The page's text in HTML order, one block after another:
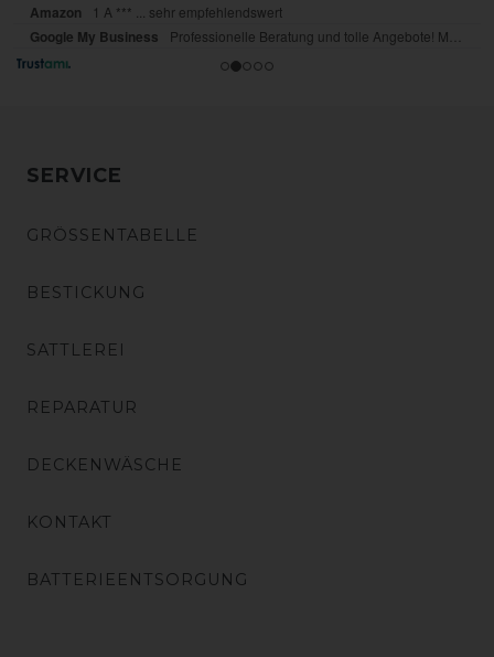
SERVICE
GRÖSSENTABELLE
BESTICKUNG
SATTLEREI
REPARATUR
DECKENWÄSCHE
KONTAKT
BATTERIEENTSORGUNG